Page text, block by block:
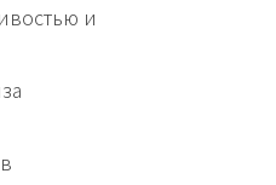
и